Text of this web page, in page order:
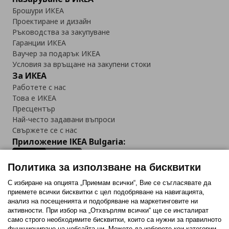
Брошури ИКЕА
Проектиране и дизайн
Ръководства за закупуване
Гаранции ИКЕА
Ваучер за подарък ИКЕА
Условия за връщане на закупени стоки
За ИКЕА
Работете с нас
Това е ИКЕА
Пресцентър
Най-често задавани въпроси
Свържете се с нас
Приложение IKEA Bulgaria:
Последвайте ни:
FacebookTwitterYoutubePinterestInstagram
Политика за използване на бисквитки
С избиране на опцията „Приемам всички“, Вие се съгласявате да
приемете всички бисквитки с цел подобряване на навигацията,
анализ на посещенията и подобряване на маркетинговите ни
активности. При избор на „Отхвърлям всички“ ще се инсталират
само строго необходимитe бисквитки, които са нужни за правилното